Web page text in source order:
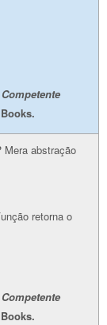
Mera abstração
retorna o